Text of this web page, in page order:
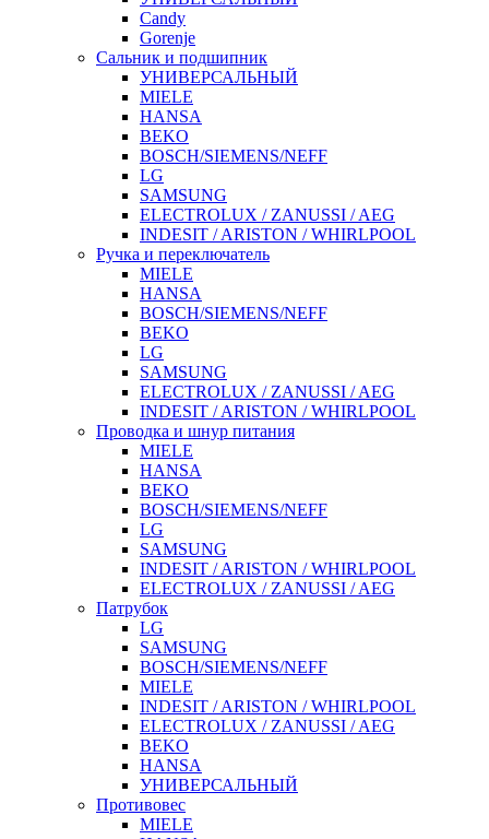
Candy
Gorenje
Сальник и подшипник
УНИВЕРСАЛЬНЫЙ
MIELE
HANSA
BEKO
BOSCH/SIEMENS/NEFF
LG
SAMSUNG
ELECTROLUX / ZANUSSI / AEG
INDESIT / ARISTON / WHIRLPOOL
Ручка и переключатель
MIELE
HANSA
BOSCH/SIEMENS/NEFF
BEKO
LG
SAMSUNG
ELECTROLUX / ZANUSSI / AEG
INDESIT / ARISTON / WHIRLPOOL
Проводка и шнур питания
MIELE
HANSA
BEKO
BOSCH/SIEMENS/NEFF
LG
SAMSUNG
INDESIT / ARISTON / WHIRLPOOL
ELECTROLUX / ZANUSSI / AEG
Патрубок
LG
SAMSUNG
BOSCH/SIEMENS/NEFF
MIELE
INDESIT / ARISTON / WHIRLPOOL
ELECTROLUX / ZANUSSI / AEG
BEKO
HANSA
УНИВЕРСАЛЬНЫЙ
Противовес
MIELE